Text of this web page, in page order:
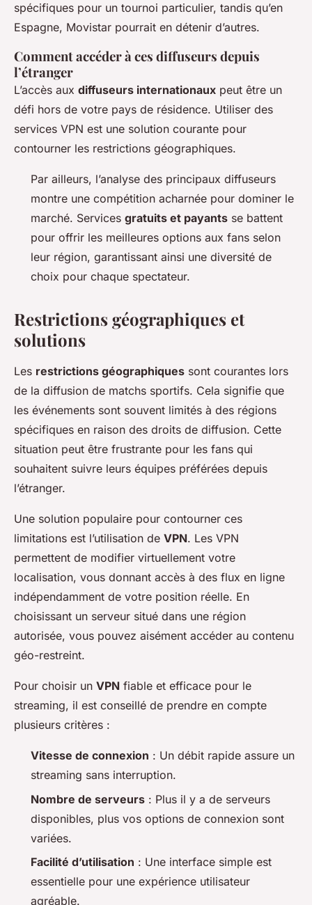
spécifiques pour un tournoi particulier, tandis qu’en
Espagne, Movistar pourrait en détenir d’autres.
Comment accéder à ces diffuseurs depuis
l’étranger
L’accès aux diffuseurs internationaux peut être un
défi hors de votre pays de résidence. Utiliser des
services VPN est une solution courante pour
contourner les restrictions géographiques.
Par ailleurs, l’analyse des principaux diffuseurs
montre une compétition acharnée pour dominer le
marché. Services gratuits et payants se battent
pour offrir les meilleures options aux fans selon
leur région, garantissant ainsi une diversité de
choix pour chaque spectateur.
Restrictions géographiques et
solutions
Les restrictions géographiques sont courantes lors
de la diffusion de matchs sportifs. Cela signifie que
les événements sont souvent limités à des régions
spécifiques en raison des droits de diffusion. Cette
situation peut être frustrante pour les fans qui
souhaitent suivre leurs équipes préférées depuis
l’étranger.
Une solution populaire pour contourner ces
limitations est l’utilisation de VPN. Les VPN
permettent de modifier virtuellement votre
localisation, vous donnant accès à des flux en ligne
indépendamment de votre position réelle. En
choisissant un serveur situé dans une région
autorisée, vous pouvez aisément accéder au contenu
géo-restreint.
Pour choisir un VPN fiable et efficace pour le
streaming, il est conseillé de prendre en compte
plusieurs critères :
Vitesse de connexion : Un débit rapide assure un
streaming sans interruption.
Nombre de serveurs : Plus il y a de serveurs
disponibles, plus vos options de connexion sont
variées.
Facilité d’utilisation : Une interface simple est
essentielle pour une expérience utilisateur
agréable.